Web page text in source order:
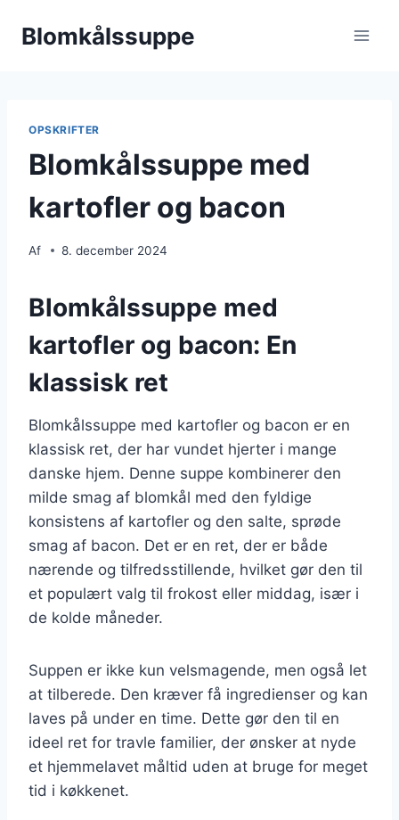
Blomkålssuppe
OPSKRIFTER
Blomkålssuppe med
kartofler og bacon
Af 8. december 2024
Blomkålssuppe med
kartofler og bacon: En
klassisk ret
Blomkålssuppe med kartofler og bacon er en
klassisk ret, der har vundet hjerter i mange
danske hjem. Denne suppe kombinerer den
milde smag af blomkål med den fyldige
konsistens af kartofler og den salte, sprøde
smag af bacon. Det er en ret, der er både
nærende og tilfredsstillende, hvilket gør den til
et populært valg til frokost eller middag, især i
de kolde måneder.
Suppen er ikke kun velsmagende, men også let
at tilberede. Den kræver få ingredienser og kan
laves på under en time. Dette gør den til en
ideel ret for travle familier, der ønsker at nyde
et hjemmelavet måltid uden at bruge for meget
tid i køkkenet.